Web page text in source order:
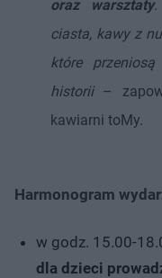
oraz warsztaty.
ciasta, kawy z
które
historii–
kawiarni toMy.
Harmonogram
w godz. 15.00-
dla dzieci